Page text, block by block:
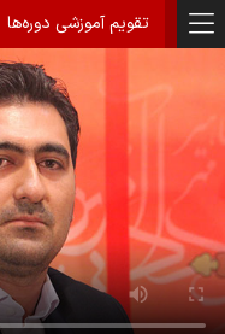
تقویم آموزشی دوره‌ها